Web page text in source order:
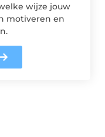
wijze jouw
motiveren en